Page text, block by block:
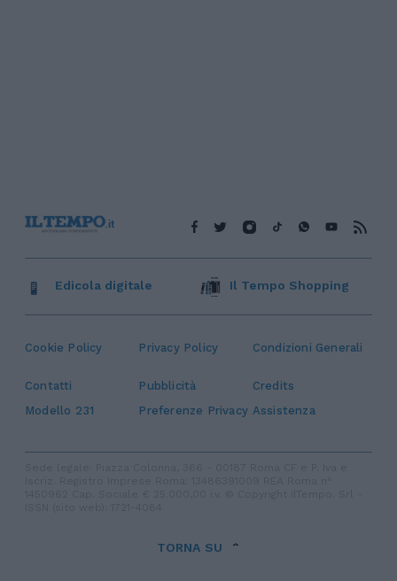
Cookie Policy Privacy Policy Condizioni Generali
Contatti Pubblicità
Credits
Modello 231
Preferenze Privacy Assistenza
Edicola digitale Il Tempo Shopping
TORNA SU